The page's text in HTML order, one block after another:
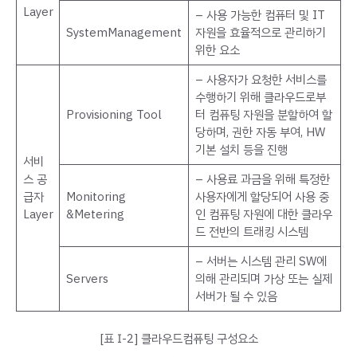
Layer
SystemManagement
– 사용 가능한 컴퓨터 및 IT
자원을 효율적으로 관리하기
위한 요소
서비
스 공
급자
Layer
Provisioning Tool
– 사용자가 요청한 서비스를
수행하기 위해 클라우드로부
터 컴퓨팅 자원을 분할하여 할
당하며, 권한 자동 부여, HW
기본 설치 등을 진행
Monitoring
&Metering
– 사용료 과금을 위해 특정한
사용자에게 할당되어 사용 중
인 컴퓨팅 자원에 대한 클라우
드 전반의 트래킹 시스템
Servers
– 서버는 시스템 관리 SW에
의해 관리되며 가상 또는 실제
서버가 될 수 있음
[표 Ⅰ-2] 클라우드컴퓨팅 구성요소